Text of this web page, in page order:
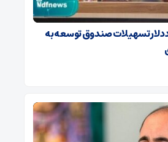
تسهیلات صندوق توسعه به